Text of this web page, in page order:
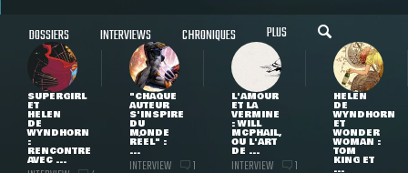
DOSSIERS INTERVIEWS CHRONIQUES PLUS
SUPERGIRL
ET
HELEN
DE
WYNDHORN
:
RENCONTRE
AVEC ...
"CHAQUE
AUTEUR
S'INSPIRE
DU
MONDE
RÉEL" :
...
INTERVIEW 1
L'AMOUR
ET LA
VERMINE
: WILL
MCPHAIL,
OU L'ART
DE ...
INTERVIEW 1
HELEN
DE
WYNDHORN
ET
WONDER
WOMAN :
TOM
KING ET
...